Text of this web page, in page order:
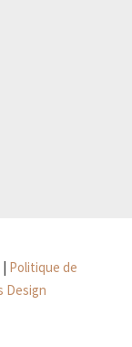
| Politique de
Design